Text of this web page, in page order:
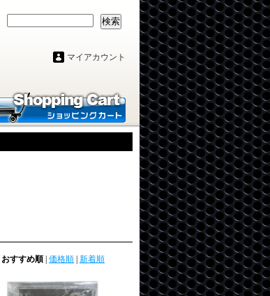
検索
マイアカウント
おすすめ順 価格順 新着順